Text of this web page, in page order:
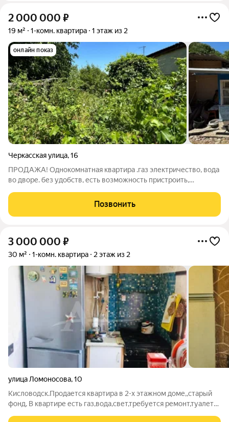
2 000 000 ₽
19 м² 1-комн. квартира 1 этаж из 2
онлайн показ
Черкасская улица,16
ПРОДАЖА! Однокомнатная квартира .газ электричество, вода
во дворе. без удобств, есть возможность пристроить,
пользовании. Общий двор. Код 25540
Позвонить
3 000 000 ₽
30 м² 1-комн. квартира 2 этаж из 2
улица Ломоносова,10
Кисловодск.Продается квартира в 2-х этажном доме,,старый
фонд, В квартире есть газ,вода,свет,требуется ремонт,туалет